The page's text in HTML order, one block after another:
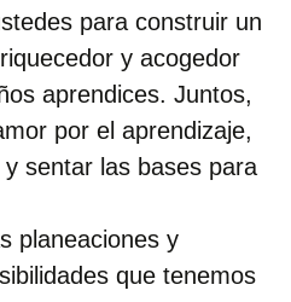
para construir un
y acogedor
aprendices. Juntos,
por el aprendizaje,
sentar las bases para
planeaciones y
que tenemos